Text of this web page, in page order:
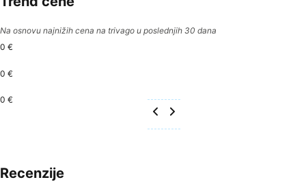
Na osnovu najnižih cena na trivago u poslednjih 30 dana
0 €
0 €
0 €
Recenzije